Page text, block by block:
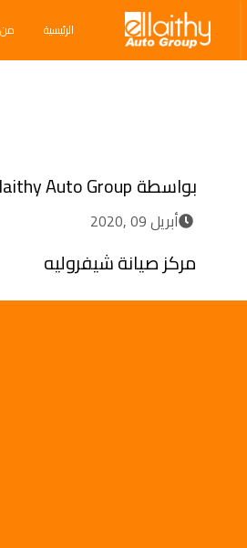
Auto Group
navigation
الرئيسية
بواسطةAuto Group
أبريل 09 ,2020
مركز صيانة شيفروليه